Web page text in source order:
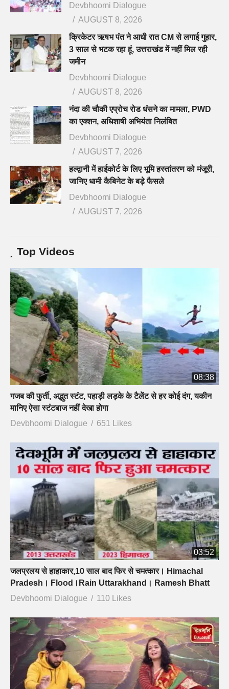
Devbhoomi Dialogue
AUGUST 8, 2026
क्रिकेटर ऋषभ पंत ने आधी रात CM से लगाई गुहार,
3 साल से भटक रहा हूं, उत्तराखंड में नहीं मिल रही
जमीन
Devbhoomi Dialogue
AUGUST 8, 2026
नंदा की चौकी एप्रोच रोड धंसने का मामला, PWD
का एक्शन, अधिशाषी अभियंता निलंबित
Devbhoomi Dialogue
AUGUST 7, 2026
हल्द्वानी में हाईकोर्ट के लिए भूमि हस्तांतरण को मंजूरी,
जानिए धामी कैबिनेट के बड़े फैसले
Devbhoomi Dialogue
AUGUST 7, 2026
Top Videos
08:38
गजब की फुर्ती, अद्भुत स्टंट, पहाड़ी लड़के के टैलेंट से हर कोई दंग, यकीन
मानिए ऐसा स्टंटबाज नहीं देखा होगा
Devbhoomi Dialogue
651 Likes
03:52
जलप्रलय से हाहाकार,10 साल बाद फिर से चमत्कार। Himachal
Pradesh। Flood।Rain Uttarakhand। Ramesh Bhatt
Devbhoomi Dialogue
110 Likes